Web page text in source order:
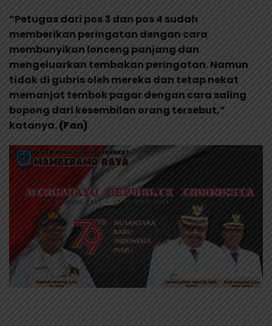
“Petugas dari pos 3 dan pos 4 sudah
memberikan peringatan dengan cara
membunyikan lonceng panjang dan
mengeluarkan tembakan peringatan. Namun
tidak di gubris oleh mereka dan tetap nekat
memanjat tembok pagar dengan cara saling
bopong dari kesembilan orang tersebut,”
katanya.(Fan)